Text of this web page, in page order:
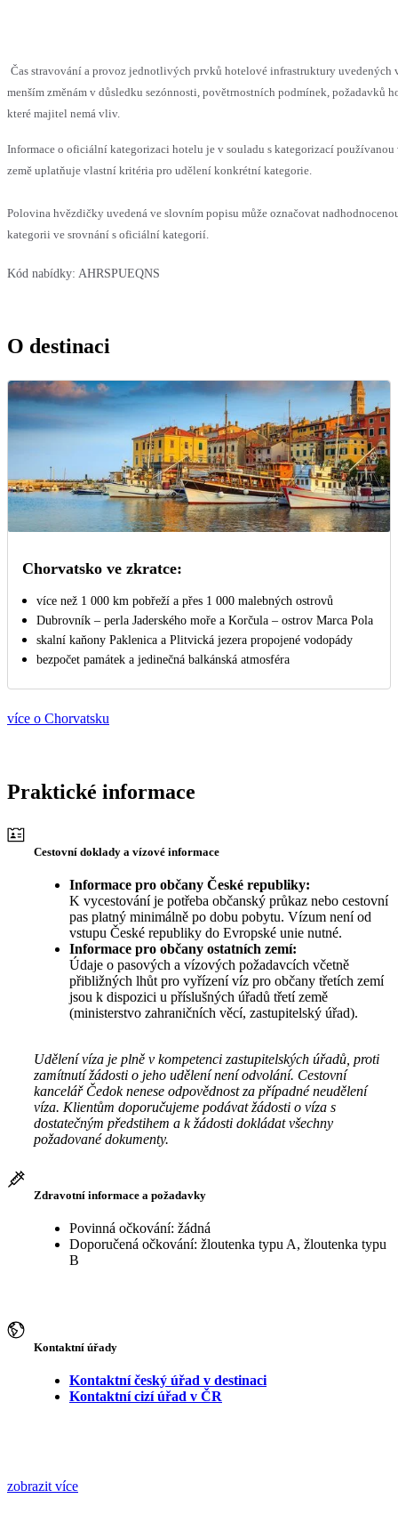
Čas stravování a provoz jednotlivých prvků hotelové infrastruktury uvedených
menším změnám v důsledku sezónnosti, povětrnostních podmínek, požadavků
které majitel nemá vliv.
Informace o oficiální kategorizaci hotelu je v souladu s kategorizací používanou
země uplatňuje vlastní kritéria pro udělení konkrétní kategorie.
Polovina hvězdičky uvedená ve slovním popisu může označovat
kategorii ve srovnání s oficiální kategorií.
Kód nabídky: AHRSPUEQNS
O destinaci
Chorvatsko ve zkratce:
více než 1 000 km pobřeží a přes 1 000 malebných ostrovů
Dubrovník – perla Jaderského moře a Korčula – ostrov Marca Pola
skalní kaňony Paklenica a Plitvická jezera propojené vodopády
bezpočet památek a jedinečná balkánská atmosféra
více o Chorvatsku
Praktické informace
Cestovní doklady a vízové informace
Informace pro občany České republiky:
K vycestování je potřeba občanský průkaz nebo cestovní
pas platný minimálně po dobu pobytu. Vízum není od
vstupu České republiky do Evropské unie nutné.
Informace pro občany ostatních zemí:
Údaje o pasových a vízových požadavcích včetně
přibližných lhůt pro vyřízení víz pro občany třetích zemí
jsou k dispozici u příslušných úřadů třetí země
(ministerstvo zahraničních věcí, zastupitelský úřad).
Udělení víza je plně v kompetenci zastupitelských úřadů, proti
zamítnutí žádosti o jeho udělení není odvolání. Cestovní
kancelář Čedok nenese odpovědnost za případné neudělení
víza. Klientům doporučujeme podávat žádosti o víza s
dostatečným předstihem a k žádosti dokládat všechny
požadované dokumenty.
Zdravotní informace a požadavky
Povinná očkování: žádná
Doporučená očkování: žloutenka typu A, žloutenka typu
B
Kontaktní úřady
Kontaktní český úřad v destinaci
Kontaktní cizí úřad v ČR
zobrazit více